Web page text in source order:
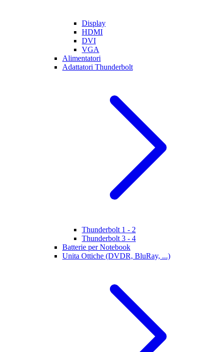
Display
HDMI
DVI
VGA
Alimentatori
Adattatori Thunderbolt
Thunderbolt 1 - 2
Thunderbolt 3 - 4
Batterie per Notebook
Unita Ottiche (DVDR, BluRay, ...)